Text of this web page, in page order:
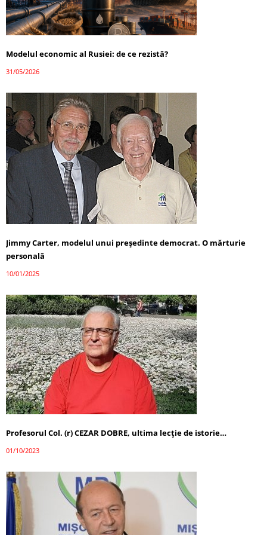
Modelul economic al Rusiei: de ce rezistă?
31/05/2026
Jimmy Carter, modelul unui președinte democrat. O mărturie
personală
10/01/2025
Profesorul Col. (r) CEZAR DOBRE, ultima lecţie de istorie…
01/10/2023